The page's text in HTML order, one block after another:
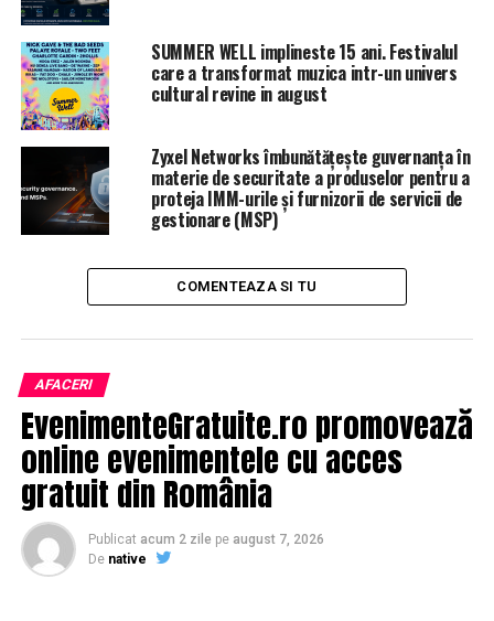
graniţă”.
Mesajul hackerilor a fost urmat de imagini ale unor
soldaţi ruşi în uniformă verde fără semn distinctive în
timp ce ocupau Crimeea, tancuri defilând la Moscova şi
Potrivit sondajelor difuzate sâmbătă seară după
închiderea secţiilor de votare, partidul Armonia,
susţinut de etnicii ruşi, s-a clasat pe primul loc la
legislative.
ARTICOLE PE ACEIASI TEMA:
URMATORUL
Victor Ponta profețește: cine va fi candidatul PSD la
alegerile prezidențiale din 2019 | JiulAZI
NU RATATI
Cifrele care prevestesc eșecul referendumului. În zeci
de secții nu a venit niciun votant | JiulAZI
SUMMER WELL implineste 15 ani. Festivalul
care a transformat muzica intr-un univers
cultural revine in august
Zyxel Networks îmbunătățește guvernanța în
materie de securitate a produselor pentru a
proteja IMM-urile și furnizorii de servicii de
gestionare (MSP)
COMENTEAZA SI TU
AFACERI
EvenimenteGratuite.ro promovează
online evenimentele cu acces
gratuit din România
Publicat acum 2 zile pe august 7, 2026
De native